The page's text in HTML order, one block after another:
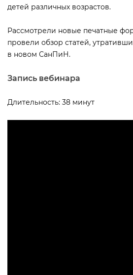
детей различных возрастов.
Рассмотрели новые печатные
провели обзор статей,
новом СанПиН.
Запись вебинара
Длительность: 38 минут